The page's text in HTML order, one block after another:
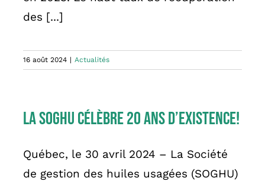
des [...]
16 août 2024 | Actualités
La SOGHU célèbre 20 ans d’existence!
Québec, le 30 avril 2024 – La Société
de gestion des huiles usagées (SOGHU)